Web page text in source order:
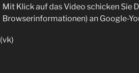
Mit Klick auf das Video schicken Sie
Browserinformationen) an Google-
(vk)